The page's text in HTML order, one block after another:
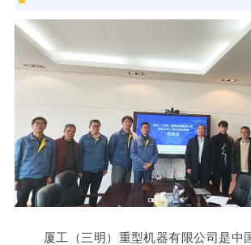
厦工（三明）重型机器有限公司是中